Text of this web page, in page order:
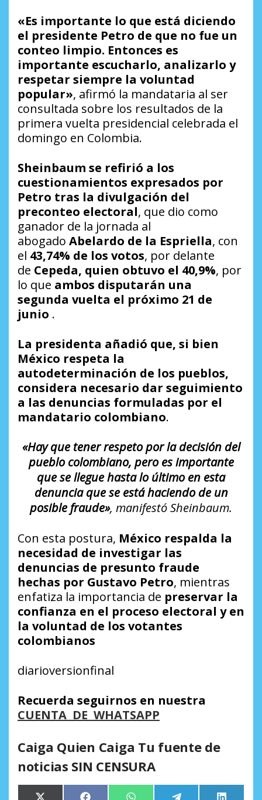
«Es importante lo que está diciendo
el presidente Petro de que no fue un
conteo limpio. Entonces es
importante escucharlo, analizarlo y
respetar siempre la voluntad
popular», afirmó la mandataria al ser
consultada sobre los resultados de la
primera vuelta presidencial celebrada el
domingo en Colombia.
Sheinbaum se refirió a los
cuestionamientos expresados por
Petro tras la divulgación del
preconteo electoral, que dio como
ganador de la jornada al
abogado Abelardo de la Espriella, con
el 43,74% de los votos, por delante
de Cepeda, quien obtuvo el 40,9%, por
lo que ambos disputarán una
segunda vuelta el próximo 21 de
junio .
La presidenta añadió que, si bien
México respeta la
autodeterminación de los pueblos,
considera necesario dar seguimiento
a las denuncias formuladas por el
mandatario colombiano.
«Hay que tener respeto por la decisión del
pueblo colombiano, pero es importante
que se llegue hasta lo último en esta
denuncia que se está haciendo de un
posible fraude», manifestó Sheinbaum.
Con esta postura, México respalda la
necesidad de investigar las
denuncias de presunto fraude
hechas por Gustavo Petro, mientras
enfatiza la importancia de preservar la
confianza en el proceso electoral y en
la voluntad de los votantes
colombianos
diarioversionfinal
Recuerda seguirnos en nuestra
CUENTA DE WHATSAPP
Caiga Quien Caiga Tu fuente de
noticias SIN CENSURA